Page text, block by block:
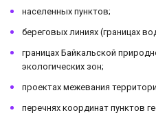
населенных пунктов;
береговых линиях (границах
границах Байкальской
экологических зон;
проектах межевания
перечнях координат пунктов